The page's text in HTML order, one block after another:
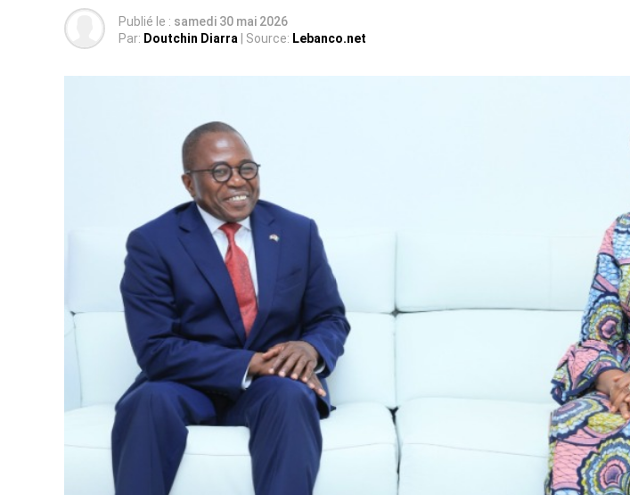
Publié le : samedi 30 mai 2026
Par: Doutchin Diarra | Source: Lebanco.net